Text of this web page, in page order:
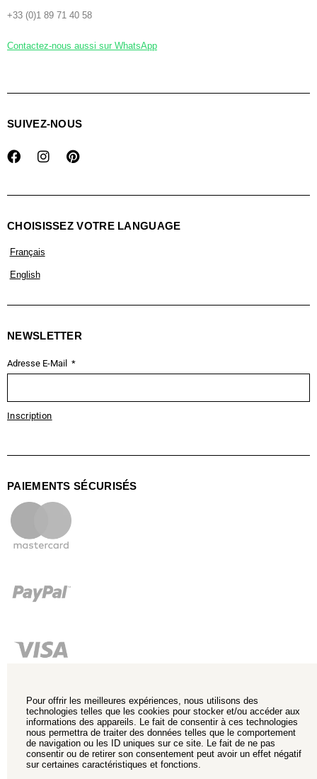
+33 (0)1 89 71 40 58
Contactez-nous aussi sur WhatsApp
SUIVEZ-NOUS
CHOISISSEZ VOTRE LANGUAGE
Français
English
NEWSLETTER
Adresse E-Mail
Inscription
PAIEMENTS SÉCURISÉS
Pour offrir les meilleures expériences, nous utilisons des
technologies telles que les cookies pour stocker et/ou accéder aux
informations des appareils. Le fait de consentir à ces technologies
nous permettra de traiter des données telles que le comportement
de navigation ou les ID uniques sur ce site. Le fait de ne pas
consentir ou de retirer son consentement peut avoir un effet négatif
sur certaines caractéristiques et fonctions.